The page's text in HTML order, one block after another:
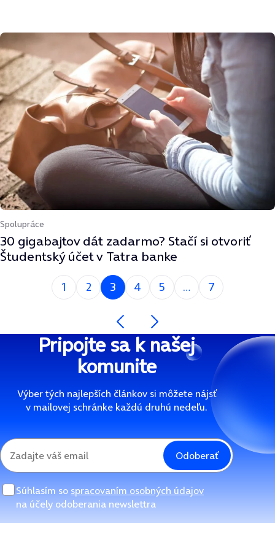
Spolupráce
30 gigabajtov dát zadarmo? Stačí si otvoriť
Študentský účet v Tatra banke
Predchádzajúca strana
1 2
Si na strane
3 4 5 7
Nasledujúca strana
Pripojte sa k našej
komunite
Výber tých najlepších článkov si môžete nájsť
v mailovej schránke každú druhú nedeľu.
Odoberať
Súhlasím so spracovaním osobných údajov
na účely odoberania newslettra